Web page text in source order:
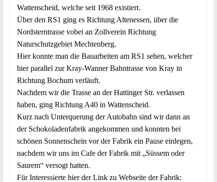
Wattenscheid, welche seit 1968 existiert.
Über den RS1 ging es Richtung Altenessen, über die
Nordsterntrasse vobei an Zollverein Richtung
Naturschutzgebiet Mechtenberg.
Hier konnte man die Bauarbeiten am RS1 sehen, welcher
hier parallel zur Kray-Wanner Bahntrasse von Kray in
Richtung Bochum verläuft.
Nachdem wir die Trasse an der Hattinger Str. verlassen
haben, ging Richtung A40 in Wattenscheid.
Kurz nach Unterquerung der Autobahn sind wir dann an
der Schokoladenfabrik angekommen und konnten bei
schönen Sonnenschein vor der Fabrik ein Pause einlegen,
nachdem wir uns im Cafe der Fabrik mit „Süssem oder
Saurem“ versogt hatten.
Für Interessierte hier der Link zu Webseite der Fabrik: